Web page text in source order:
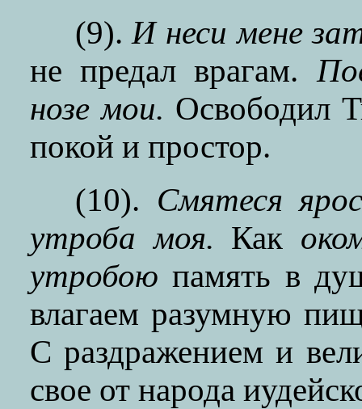
(9).И неси мене
не предал врагам.
нозе мои. Освободил
покой и простор.
(10). Смятеся
утроба моя. Как
утробою память в
влагаем разумную
С раздражением и
свое от народа